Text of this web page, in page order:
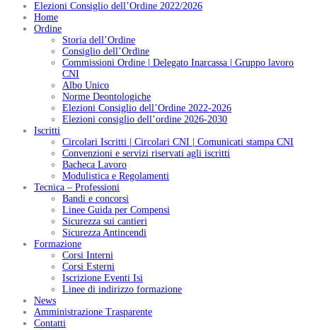
Elezioni Consiglio dell’Ordine 2022/2026
Home
Ordine
Storia dell’Ordine
Consiglio dell’Ordine
Commissioni Ordine | Delegato Inarcassa | Gruppo lavoro
CNI
Albo Unico
Norme Deontologiche
Elezioni Consiglio dell’Ordine 2022-2026
Elezioni consiglio dell’ordine 2026-2030
Iscritti
Circolari Iscritti | Circolari CNI | Comunicati stampa CNI
Convenzioni e servizi riservati agli iscritti
Bacheca Lavoro
Modulistica e Regolamenti
Tecnica – Professioni
Bandi e concorsi
Linee Guida per Compensi
Sicurezza sui cantieri
Sicurezza Antincendi
Formazione
Corsi Interni
Corsi Esterni
Iscrizione Eventi Isi
Linee di indirizzo formazione
News
Amministrazione Trasparente
Contatti